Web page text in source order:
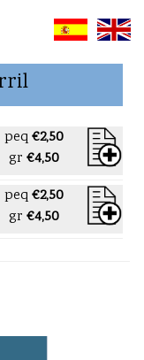
peq€2,50
gr €4,50
peq€2,50
gr €4,50